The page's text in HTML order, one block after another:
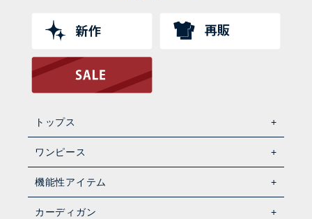
トップス
ワンピース
機能性アイテム
カーディガン